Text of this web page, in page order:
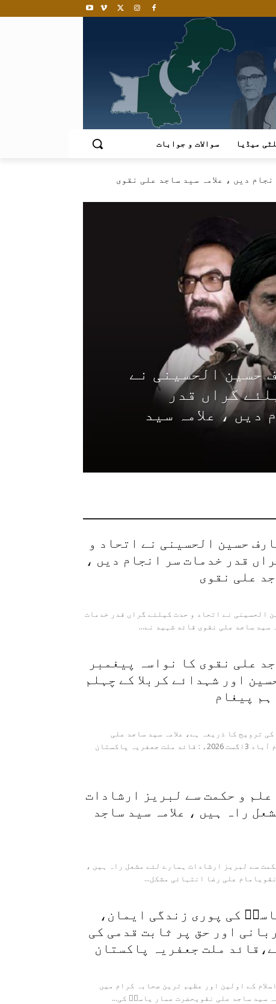
میڈیا سوالات و جوابات
دیں ، علامہ سید ساجد علی نقوی
حسین الحسینی نے
گراں قدر
دیں ، علامہ سید
حسین الحسینی نے اتحاد و
قدر خدمات سر انجام دیں ،
علی نقوی
الحسینی نے اتحاد و حدت کیلئے گراں قدر خدمات
علی نقوی قائد شہید نے...
علی نقوی کا نواسہ پیغمبر
اور شہدائے کربلا کے چہلم
پیغام
ترویج کا ذریعہ ہے، علامہ سید ساجد علی
نقویراولپنڈی/اسلام آباد 3اگست 2026ء : قائد ملت جعفریہ پاکستان
علم و حکمت سے لبریز ارشادات
راہ ہیں ، علامہ سید ساجد
سے لبریز ارشادات ہمارے لئے مشعل راہ ہیں ،
علی رضا انتہائی مشکل...
کی پوری زندگی ایمان،
اور حق پر ثابت قدمی کی
ملت جعفریہ پاکستان
کے اولین اور عظیم ترین صحابہ کرام میں
سید ساجد علی نقویحضرت عمار یاسرؑ کی...